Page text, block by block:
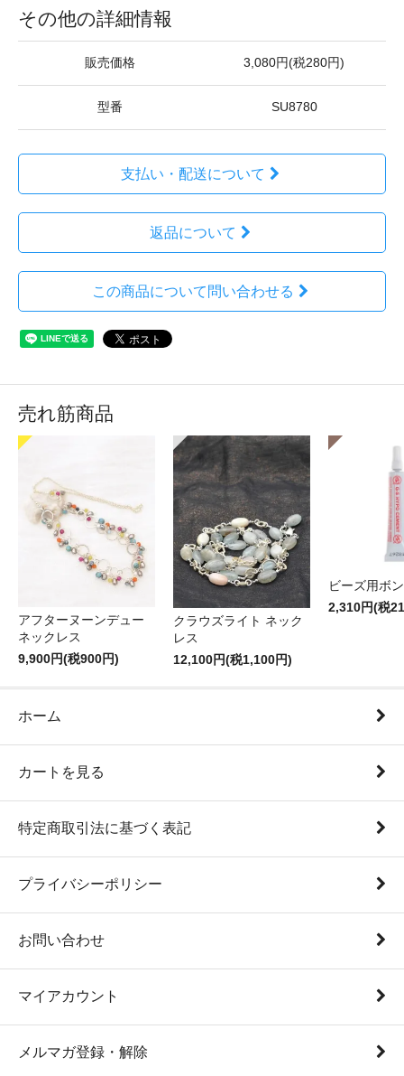
その他の詳細情報
販売価格 3,080円(税280円)
型番 SU8780
支払い・配送について
返品について
この商品について問い合わせる
売れ筋商品
アフターヌーンデュー
ネックレス
9,900円(税900円)
クラウズライト ネック
レス
12,100円(税1,100円)
ビーズ用ボ
2,310円(税
ホーム
カートを見る
特定商取引法に基づく表記
プライバシーポリシー
お問い合わせ
マイアカウント
メルマガ登録・解除